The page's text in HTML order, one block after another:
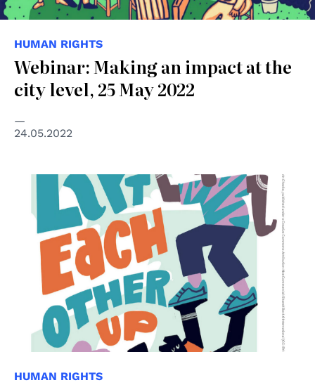
HUMAN RIGHTS
Webinar: Making an impact at the
city level, 25 May 2022
24.05.2022
© Ashwin Chacko
HUMAN RIGHTS